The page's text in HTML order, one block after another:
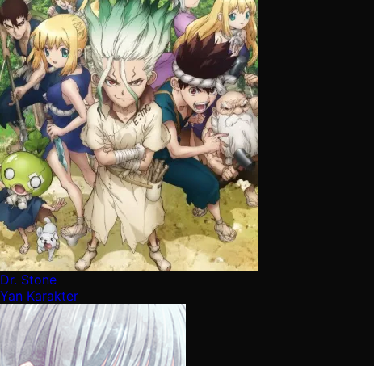
Dr. Stone
Yan Karakter